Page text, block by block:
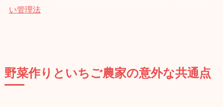
い管理法
野菜作りといちご農家の意外な共通点